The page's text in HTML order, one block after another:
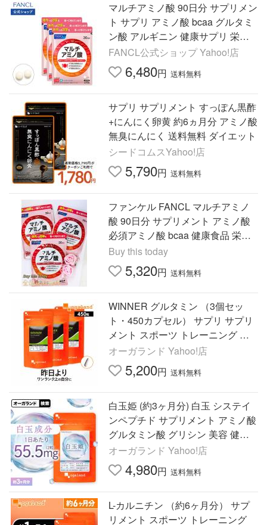
マルチアミノ酸 90日分 サプリメン
ト サプリ アミノ酸 bcaa グルタミ
ン酸 アルギニン 健康サプリ 栄養
補給 健康 ファンケル 公式 FANCL
FANCL公式ショップ Yahoo!店
6,480円 送料無料
サプリ サプリメント すっぽん黒酢
+にんにく卵黄 約6ヵ月分 アミノ酸
無臭にんにく 送料無料 ダイエット
シードコムスYahoo!店
5,790円 送料無料
ファンケル FANCL マルチアミノ
酸 90日分 サプリメント アミノ酸
必須アミノ酸 bcaa 健康食品 栄養
サプリ 全国送料無料 賞味期限20
28.04
Buy this today
5,320円 送料無料
WINNER グルタミン （3個セッ
ト・450カプセル） サプリ サプリ
メント スポーツ トレーニング 遊
離 アミノ酸 L-グルタミン 送料無料
HMB BCAA EAA ポイント利用
オーガランド Yahoo!店
5,200円 送料無料
白玉姫 (約3ヶ月分) 白玉 システイ
ンペプチド サプリメント アミノ酸
グルタミン酸 グリシン 美容 健康
サプリ 錠剤 ポイント利用 グルタ
チオン（酵母由来）
オーガランド Yahoo!店
4,980円 送料無料
L-カルニチン （約6ヶ月分） サプ
リメント スポーツ トレーニング